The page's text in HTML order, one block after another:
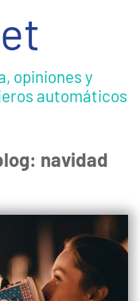
opiniones y
automáticos
navidad